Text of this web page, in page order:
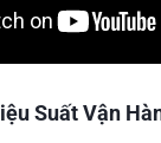
Suất Vận